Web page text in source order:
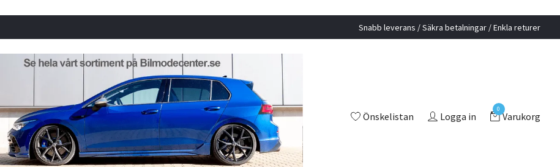
Snabb leverans / Säkra betalningar / Enkla returer
Önskelistan Logga in
0
Varukorg